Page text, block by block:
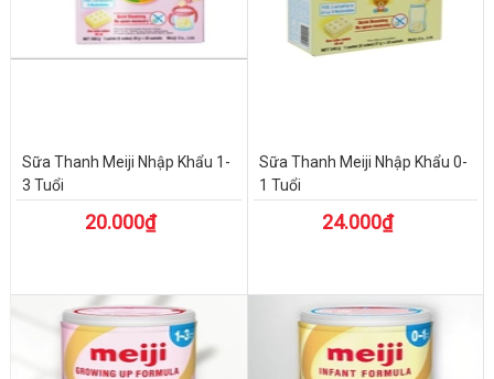
Sữa Thanh Meiji Nhập Khẩu 1-
3 Tuổi
20.000₫
Sữa Thanh Meiji Nhập Khẩu 0-
1 Tuổi
24.000₫